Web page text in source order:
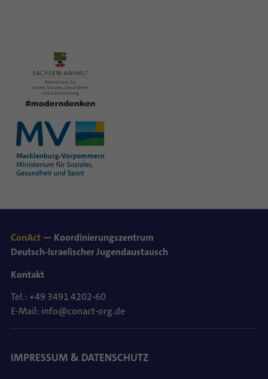
ConAct — Koordinierungszentrum
Deutsch-Israelischer Jugendaustausch
Kontakt
Tel.: +49 3491 4202-60
E-Mail: info@conact-org.de
IMPRESSUM & DATENSCHUTZ